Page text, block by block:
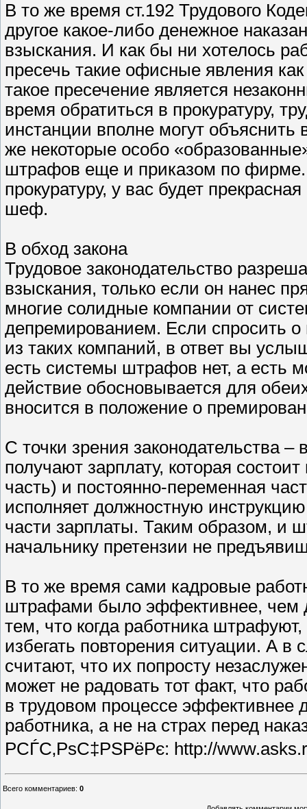
В то же время ст.192 Трудового
другое какое-либо денежное
взыскания. И как бы ни хотелось
пресечь такие офисные явления
такое пресечение является
время обратиться в прокуратуру,
инстанции вполне могут
же некоторые особо
штрафов еще и приказом по фирме.
прокуратуру, у вас будет
шеф.
В обход закона
Трудовое законодательство
взыскания, только если он нанес
многие солидные компании от
депремированием. Если спросить о
из таких компаний, в ответ вы
есть системы штрафов нет, а есть
действие обосновывается для
вносится в положение о
С точки зрения законодательства
получают зарплату, которая
часть) и постоянно-переменная
исполняет должностную
части зарплаты. Таким образом, и
начальнику претензии не
В то же время сами кадровые
штрафами было эффективнее, чем
тем, что когда работника
избегать повторения ситуации. А в
считают, что их попросту
может не радовать тот факт, что
в трудовом процессе эффективнее
работника, а не на страх перед
РСЃС‚РѕС‡РЅРёРє: http://
Всего комментариев: 0